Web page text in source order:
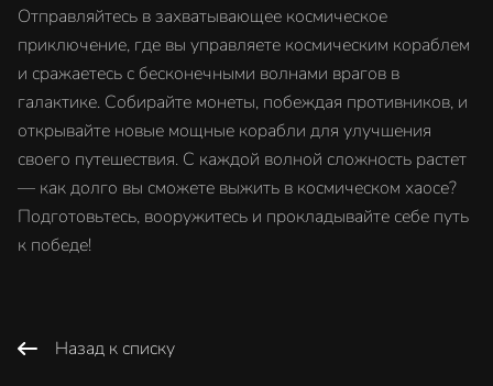
Отправляйтесь в захватывающее космическое
приключение, где вы управляете космическим кораблем
и сражаетесь с бесконечными волнами врагов в
галактике. Собирайте монеты, побеждая противников, и
открывайте новые мощные корабли для улучшения
своего путешествия. С каждой волной сложность растет
— как долго вы сможете выжить в космическом хаосе?
Подготовьтесь, вооружитесь и прокладывайте себе путь
к победе!
Назад к списку